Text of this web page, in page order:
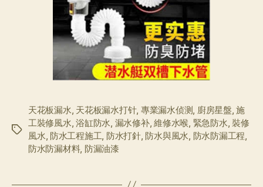
标
天花板漏水, 天花板漏水打针, 專業漏水侦测, 廚房星盤,施
工裝修風水,浴缸防水, 漏水修补,維修水喉, 緊急防水,裝修
風水, 防水工程施工, 防水打針, 防水與風水, 防水防漏工程,
防水防漏材料, 防漏油漆